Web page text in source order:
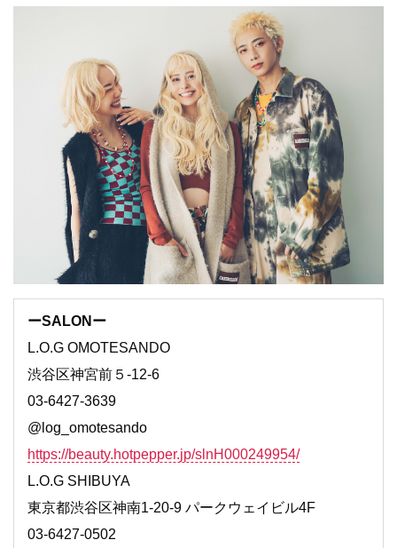
ーSALONー
L.O.G OMOTESANDO
渋谷区神宮前５-12-6
03-6427-3639
@log_omotesando
https://beauty.hotpepper.jp/slnH000249954/
L.O.G SHIBUYA
東京都渋谷区神南1-20-9 パークウェイビル4F
03-6427-0502